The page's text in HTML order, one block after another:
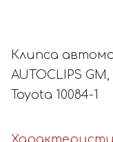
Клипса
AUTOCLIPS
Toyota 10084-1